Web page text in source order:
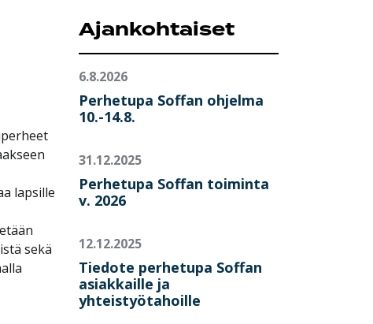
lapsille
sekä
Ajankohtaiset
6.8.2026
Perhetupa Soffan ohjelma
10.-14.8.
31.12.2025
Perhetupa Soffan toiminta
v. 2026
12.12.2025
Tiedote perhetupa Soffan
asiakkaille ja
yhteistyötahoille